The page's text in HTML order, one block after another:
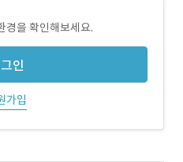
경을 확인해보세요.
인
가입